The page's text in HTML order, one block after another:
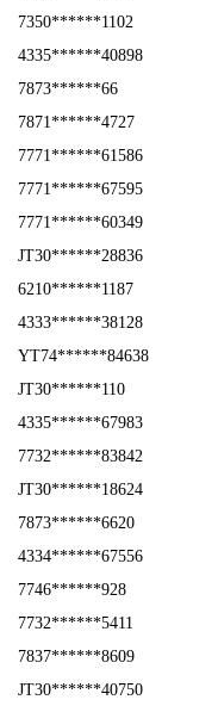
7350******1102
4335******40898
7873******66
7871******4727
7771******61586
7771******67595
7771******60349
JT30******28836
6210******1187
4333******38128
YT74******84638
JT30******110
4335******67983
7732******83842
JT30******18624
7873******6620
4334******67556
7746******928
7732******5411
7837******8609
JT30******40750